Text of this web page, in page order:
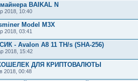
BAIKAL N
2018, 10:40
Model M3X
2018, 03:41
- Avalon A8 11 TH/s (SHA-256)
2018, 15:42
ДЛЯ КРИПТОВАЛЮТЫ
2018, 00:48